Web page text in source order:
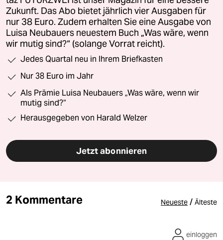
Zukunft. Das Abo bietet jährlich vier Ausgaben für
nur 38 Euro. Zudem erhalten Sie eine Ausgabe von
Luisa Neubauers neuestem Buch „Was wäre, wenn
wir mutig sind?“ (solange Vorrat reicht).
Jedes Quartal neu in Ihrem Briefkasten
Nur 38 Euro im Jahr
Als Prämie Luisa Neubauers „Was wäre, wenn wir
mutig sind?“
Herausgegeben von Harald Welzer
Jetzt abonnieren
2 Kommentare Neueste / Älteste
einloggen